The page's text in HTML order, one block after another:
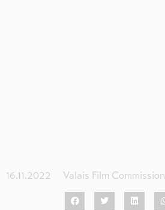
16.11.2022 Valais Film Commission